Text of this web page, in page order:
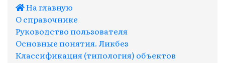
На главную
О справочнике
Руководство пользователя
Основные понятия. Ликбез
Классификация (типология) объектов